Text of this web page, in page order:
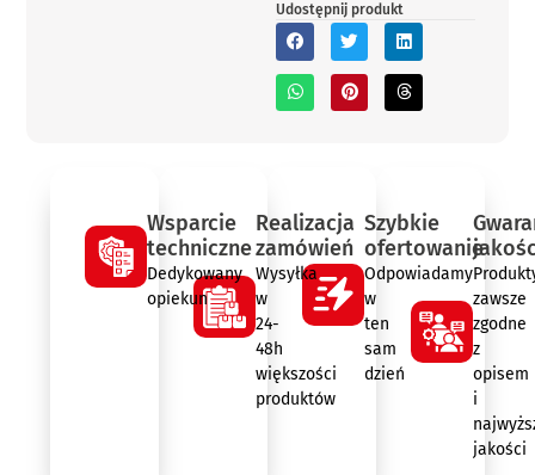
Udostępnij produkt
Wsparcie
techniczne
Dedykowany
opiekun
Realizacja
zamówień
Wysyłka
w
24-
48h
większości
produktów
Szybkie
ofertowanie
Odpowiadamy
w
ten
sam
dzień
zawsze
zgodne
z
opisem
i
jakości